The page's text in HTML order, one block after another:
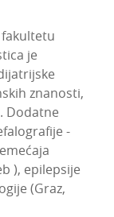
je
znanosti,
Dodatne
-
), epilepsije
(Graz,